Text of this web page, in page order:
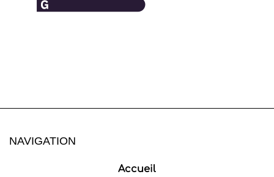
NAVIGATION
Accueil